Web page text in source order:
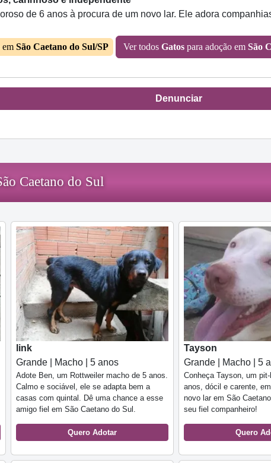
de 6 anos à procura de um novo lar. Ele adora
em São Caetano do Sul/SP Ver todos Gatos para adoção em São
Denunciar
Caetano do Sul
link
Grande | Macho | 5 anos
Adote Ben, um Rottweiler macho de 5 anos.
Calmo e sociável, ele se adapta bem a
casas com quintal. Dê uma chance a esse
amigo fiel em São Caetano do Sul.
Quero Adotar
Tayson
Grande | Macho | 5
Conheça Tayson, um
anos, dócil e carente,
novo lar em São
seu fiel companheiro!
Quero